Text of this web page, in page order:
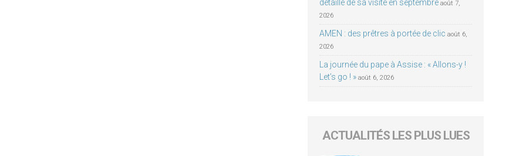
détaillé de sa visite en septembre août 7,
2026
AMEN : des prêtres à portée de clic août 6,
2026
La journée du pape à Assise : « Allons-y !
Let’s go ! » août 6, 2026
ACTUALITÉS LES PLUS LUES